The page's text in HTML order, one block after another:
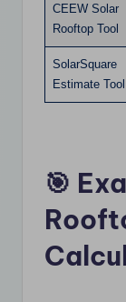
CEEW Solar
Rooftop Tool
SolarSquare
Estimate Tool
🎯